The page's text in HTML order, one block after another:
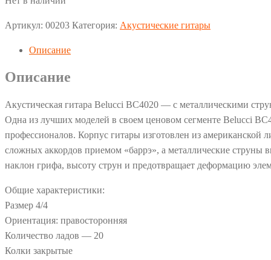
Артикул: 00203 Категория: Акустические гитары
Описание
Описание
Акустическая гитара Belucci BC4020 — с металлическими
Одна из лучших моделей в своем ценовом сегменте Belucci
профессионалов. Корпус гитары изготовлен из американской
сложных аккордов приемом «баррэ», а металлические струны
наклон грифа, высоту струн и предотвращает деформацию
Общие характеристики:
Размер 4/4
Ориентация: правосторонняя
Количество ладов — 20
Колки закрытые